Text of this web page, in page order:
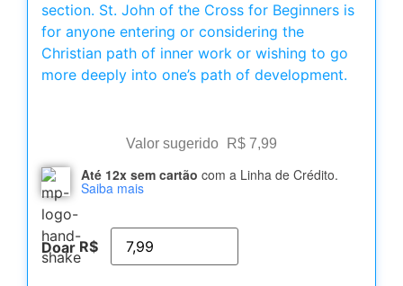
section. St. John of the Cross for Beginners is
for anyone entering or considering the
Christian path of inner work or wishing to go
more deeply into one’s path of development.
Valor sugerido R$ 7,99
Até 12x sem cartão com a Linha de Crédito.
Saiba mais
Doar R$